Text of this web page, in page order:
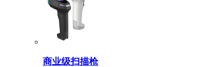
商业级扫描枪